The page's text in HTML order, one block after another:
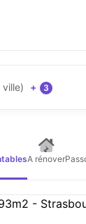
ville) + 3
A rénover